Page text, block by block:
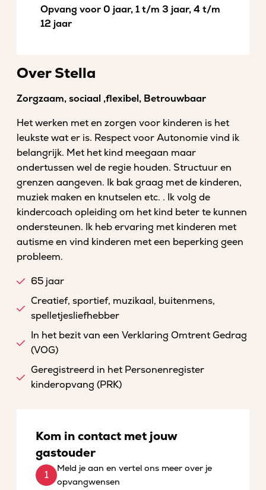
Opvang voor 0 jaar, 1 t/m 3 jaar, 4 t/m
12 jaar
Over Stella
Zorgzaam, sociaal ,flexibel, Betrouwbaar
Het werken met en zorgen voor kinderen is het
leukste wat er is. Respect voor Autonomie vind ik
belangrijk. Met het kind meegaan maar
ondertussen wel de regie houden. Structuur en
grenzen aangeven. Ik bak graag met de kinderen,
muziek maken en knutselen etc. . Ik volg de
kindercoach opleiding om het kind beter te kunnen
ondersteunen. Ik heb ervaring met kinderen met
autisme en vind kinderen met een beperking geen
probleem.
65 jaar
Creatief, sportief, muzikaal, buitenmens,
spelletjesliefhebber
In het bezit van een Verklaring Omtrent Gedrag
(VOG)
Geregistreerd in het Personenregister
kinderopvang (PRK)
Kom in contact met jouw
gastouder
Meld je aan en vertel ons meer over je
opvangwensen